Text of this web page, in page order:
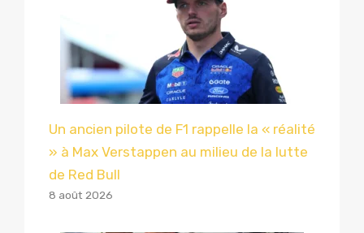
Un ancien pilote de F1 rappelle la « réalité
» à Max Verstappen au milieu de la lutte
de Red Bull
8 août 2026